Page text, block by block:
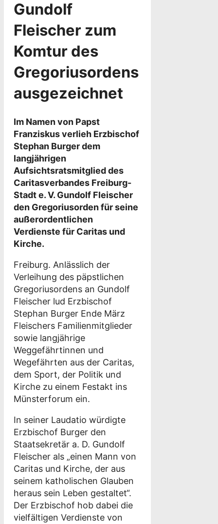
Gundolf
Fleischer zum
Komtur des
Gregoriusordens
ausgezeichnet
Im Namen von Papst
Franziskus verlieh Erzbischof
Stephan Burger dem
langjährigen
Aufsichtsratsmitglied des
Caritasverbandes Freiburg-
Stadt e. V. Gundolf Fleischer
den Gregoriusorden für seine
außerordentlichen
Verdienste für Caritas und
Kirche.
Freiburg. Anlässlich der
Verleihung des päpstlichen
Gregoriusordens an Gundolf
Fleischer lud Erzbischof
Stephan Burger Ende März
Fleischers Familienmitglieder
sowie langjährige
Weggefährtinnen und
Wegefährten aus der Caritas,
dem Sport, der Politik und
Kirche zu einem Festakt ins
Münsterforum ein.
In seiner Laudatio würdigte
Erzbischof Burger den
Staatsekretär a. D. Gundolf
Fleischer als „einen Mann von
Caritas und Kirche, der aus
seinem katholischen Glauben
heraus sein Leben gestaltet“.
Der Erzbischof hob dabei die
vielfältigen Verdienste von